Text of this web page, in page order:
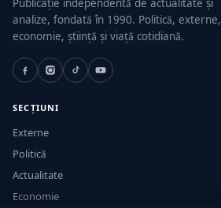
Publicație independentă de actualitate și
analize, fondată în 1990. Politică, externe,
economie, știință și viață cotidiană.
SECȚIUNI
Externe
Politică
Actualitate
Economie